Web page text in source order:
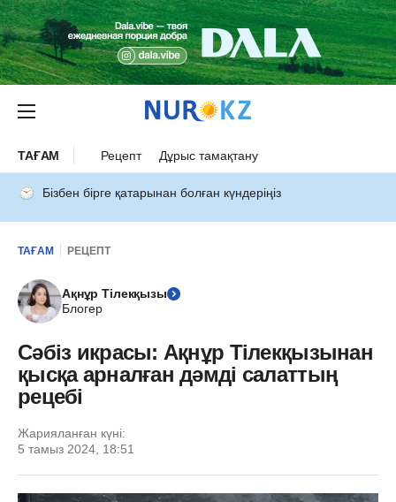
ТАҒАМ Рецепт Дұрыс тамақтану
Бізбен бірге қатарынан болған күндеріңіз
ТАҒАМ РЕЦЕПТ
Ақнұр Тілекқызы
Блогер
Сәбіз икрасы: Ақнұр Тілекқызынан
қысқа арналған дәмді салаттың
рецебі
Жарияланған күні:
5 тамыз 2024, 18:51